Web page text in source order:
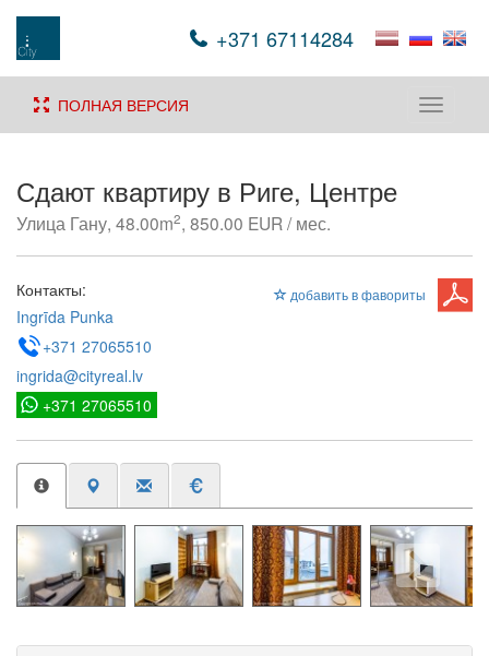
+371 67114284
Toggle
ПОЛНАЯ ВЕРСИЯ
Сдают квартиру в Риге, Центре
Улица Гану, 48.00m2, 850.00 EUR / мес.
добавить в фавориты
Контакты:
Ingrīda Punka
+371 27065510
ingrida@cityreal.lv
+371 27065510